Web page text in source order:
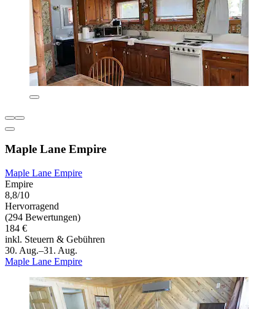
Maple Lane Empire
Maple Lane Empire
Empire
8,8/10
Hervorragend
(294 Bewertungen)
184 €
inkl. Steuern & Gebühren
30. Aug.–31. Aug.
Maple Lane Empire